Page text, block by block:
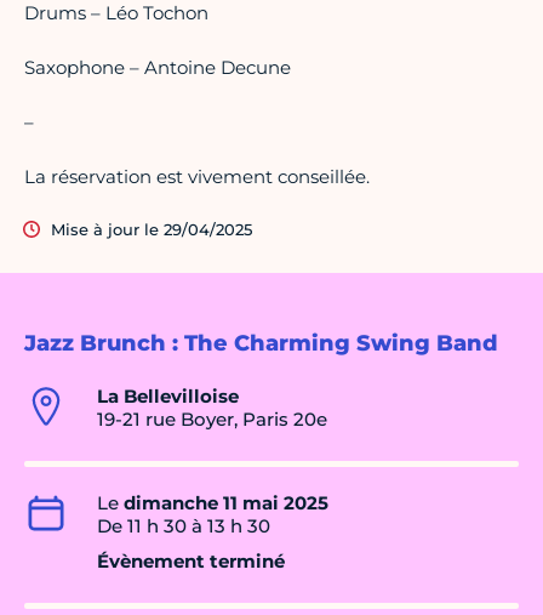
Jazz Brunch : The Charming Swing Band
La Bellevilloise
19-21 rue Boyer, Paris 20e
Le dimanche 11 mai 2025
De 11 h 30 à 13 h 30
Évènement terminé
Drums – Léo Tochon
Saxophone – Antoine Decune
–
La réservation est vivement conseillée.
Mise à jour le 29/04/2025